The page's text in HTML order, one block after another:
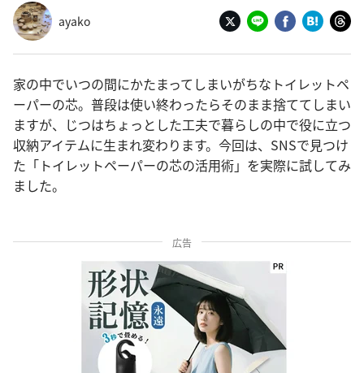
ayako
家の中でいつの間にかたまってしまいがちなトイレットペ
ーパーの芯。普段は使い終わったらそのまま捨ててしまい
ますが、じつはちょっとした工夫で暮らしの中で役に立つ
収納アイテムに生まれ変わります。今回は、SNSで見つけ
た「トイレットペーパーの芯の活用術」を実際に試してみ
ました。
広告